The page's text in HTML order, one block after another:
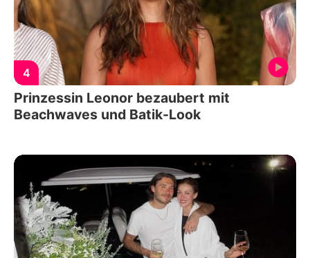
4
Prinzessin Leonor bezaubert mit
Beachwaves und Batik-Look